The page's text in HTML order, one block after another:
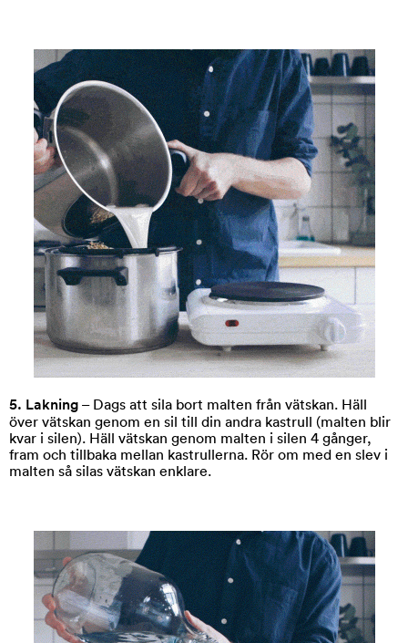
5. Lakning – Dags att sila bort malten från vätskan. Häll
över vätskan genom en sil till din andra kastrull (malten blir
kvar i silen). Häll vätskan genom malten i silen 4 gånger,
fram och tillbaka mellan kastrullerna. Rör om med en slev i
malten så silas vätskan enklare.